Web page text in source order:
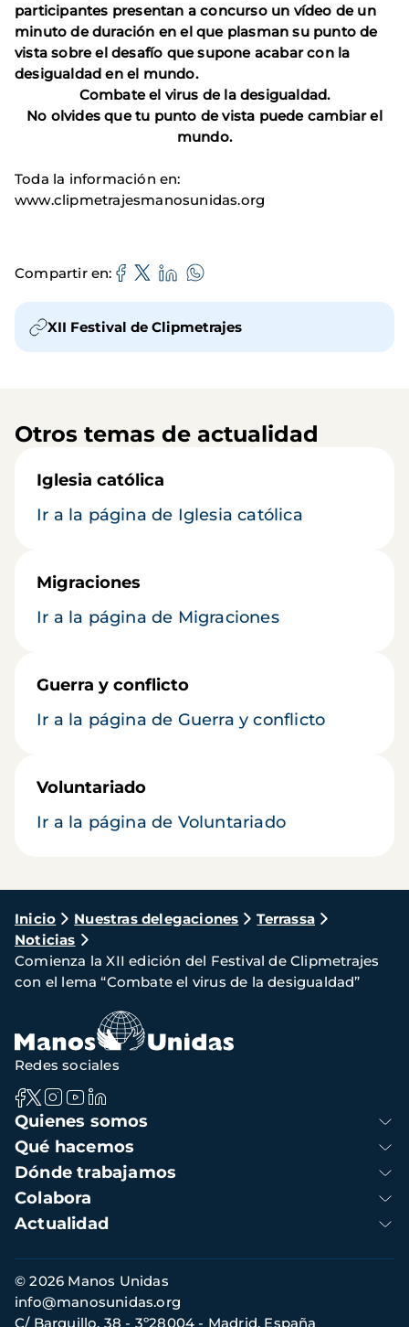
participantes presentan a concurso un vídeo de un
minuto de duración en el que plasman su punto de
vista sobre el desafío que supone acabar con la
desigualdad en el mundo.
Combate el virus de la desigualdad.
No olvides que tu punto de vista puede cambiar el
mundo.
Toda la información en:
www.clipmetrajesmanosunidas.org
Compartir en
XII Festival de Clipmetrajes
Otros temas de actualidad
Iglesia católica
Ir a la página de Iglesia católica
Migraciones
Ir a la página de Migraciones
Guerra y conflicto
Ir a la página de Guerra y conflicto
Voluntariado
Ir a la página de Voluntariado
Ruta
de
navegación
Inicio Nuestras delegaciones
Terrassa
Noticias
Comienza la XII edición del Festival de Clipmetrajes
con el lema “Combate el virus de la desigualdad”
Navegación
principal
Quienes somos
Qué hacemos
Dónde trabajamos
Colabora
Actualidad
Redes sociales
Información
de
contacto
© 2026 Manos Unidas
C/ Barquillo, 38 - 3º28004 - Madrid, España
info@manosunidas.org